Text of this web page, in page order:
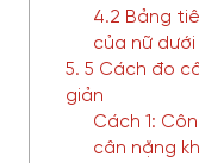
4.2 Bảng
của nữ dưới
5. 5 Cách đo
giản
Cách 1:
cân nặng